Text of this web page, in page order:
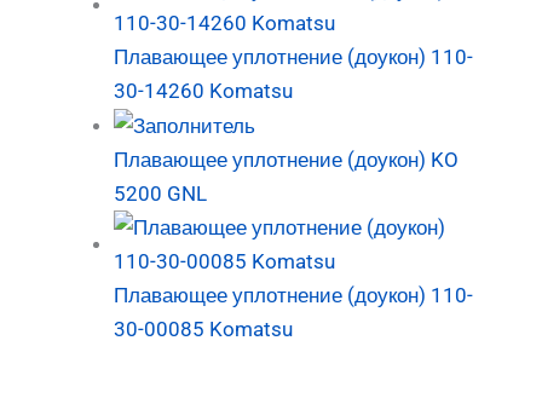
Плавающее уплотнение (доукон) 110-
30-14260 Komatsu
Плавающее уплотнение (доукон) KO
5200 GNL
Плавающее уплотнение (доукон) 110-
30-00085 Komatsu